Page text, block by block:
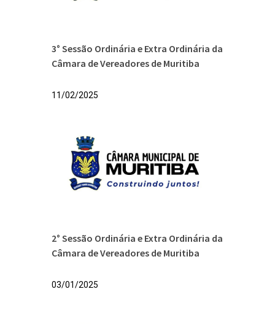
3° Sessão Ordinária e Extra Ordinária da
Câmara de Vereadores de Muritiba
11/02/2025
2° Sessão Ordinária e Extra Ordinária da
Câmara de Vereadores de Muritiba
03/01/2025